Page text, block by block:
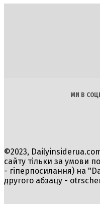
МИ В
©2023,
сайту тільки за умови
- гіперпосилання) на
другого абзацу -